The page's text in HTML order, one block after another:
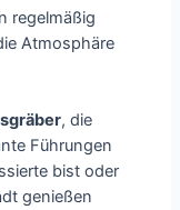
regelmäßig
Atmosphäre
, die
Führungen
bist oder
genießen